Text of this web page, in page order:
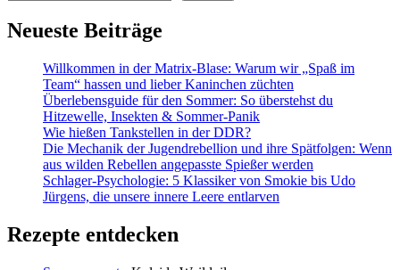
Neueste Beiträge
Willkommen in der Matrix-Blase: Warum wir „Spaß im
Team“ hassen und lieber Kaninchen züchten
Überlebensguide für den Sommer: So überstehst du
Hitzewelle, Insekten & Sommer-Panik
Wie hießen Tankstellen in der DDR?
Die Mechanik der Jugendrebellion und ihre Spätfolgen: Wenn
aus wilden Rebellen angepasste Spießer werden
Schlager-Psychologie: 5 Klassiker von Smokie bis Udo
Jürgens, die unsere innere Leere entlarven
Rezepte entdecken